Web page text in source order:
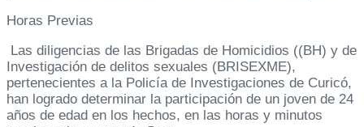
Horas Previas
Las diligencias de las Brigadas de Homicidios ((BH) y de
Investigación de delitos sexuales (BRISEXME),
pertenecientes a la Policía de Investigaciones de Curicó,
han logrado determinar la participación de un joven de 24
años de edad en los hechos, en las horas y minutos